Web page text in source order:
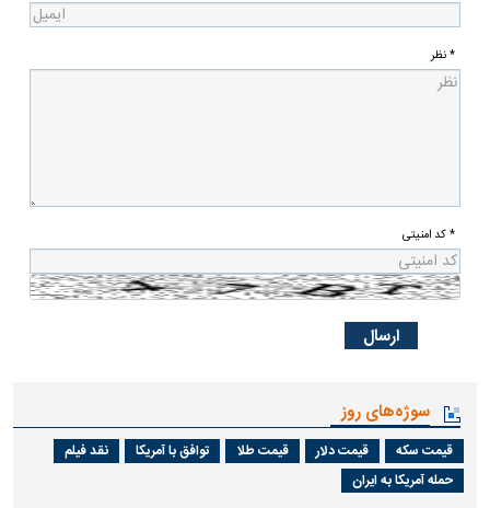
* نظر
* کد امنیتی
سوژه‌های روز
قیمت سکه قیمت دلار قیمت طلا توافق با آمریکا
نقد فیلم
حمله آمریکا به ایران